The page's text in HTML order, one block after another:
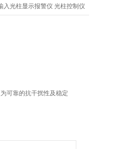
入光柱显示报警仪 光柱控制仪
可靠的抗干扰性及稳定